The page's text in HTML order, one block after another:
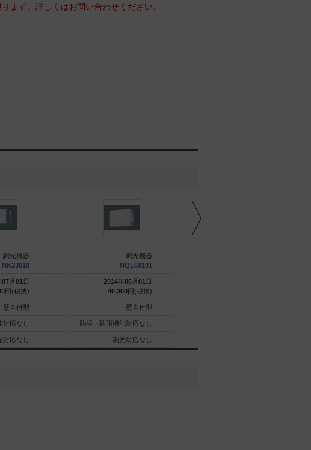
ます。詳しくはお問い合わせください。
調光機器
NK23010
07月 01 日
円(税抜)
壁直付型
応なし
対応なし
調光機器
NQL69101
2014年06月 01 日
40,300円(税抜)
壁直付型
防湿・防雨機能対応なし
調光対応なし